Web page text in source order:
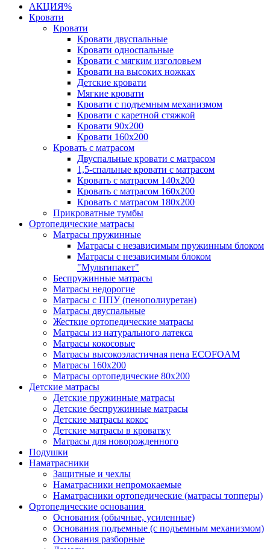
АКЦИЯ%
Кровати
Кровати
Кровати двуспальные
Кровати односпальные
Кровати с мягким изголовьем
Кровати на высоких ножках
Детские кровати
Мягкие кровати
Кровати с подъемным механизмом
Кровати с каретной стяжкой
Кровати 90х200
Кровати 160х200
Кровать с матрасом
Двуспальные кровати с матрасом
1,5-спальные кровати с матрасом
Кровать с матрасом 140х200
Кровать с матрасом 160х200
Кровать с матрасом 180х200
Прикроватные тумбы
Ортопедические матрасы
Матрасы пружинные
Матрасы с независимым пружинным блоком
Матрасы с независимым блоком
"Мультипакет"
Беспружинные матрасы
Матрасы недорогие
Матрасы с ППУ (пенополиуретан)
Матрасы двуспальные
Жесткие ортопедические матрасы
Матрасы из натурального латекса
Матрасы кокосовые
Матрасы высокоэластичная пена ECOFOAM
Матрасы 160х200
Матрасы ортопедические 80х200
Детские матрасы
Детские пружинные матрасы
Детские беспружинные матрасы
Детские матрасы кокос
Детские матрасы в кроватку
Матрасы для новорожденного
Подушки
Наматрасники
Защитные и чехлы
Наматрасники непромокаемые
Наматрасники ортопедические (матрасы топперы)
Ортопедические основания
Основания (обычные, усиленные)
Основания подъемные (с подъемным механизмом)
Основания разборные